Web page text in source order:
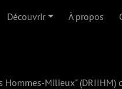
Découvrir À propos
Hommes-Milieux" (DRIIHM)